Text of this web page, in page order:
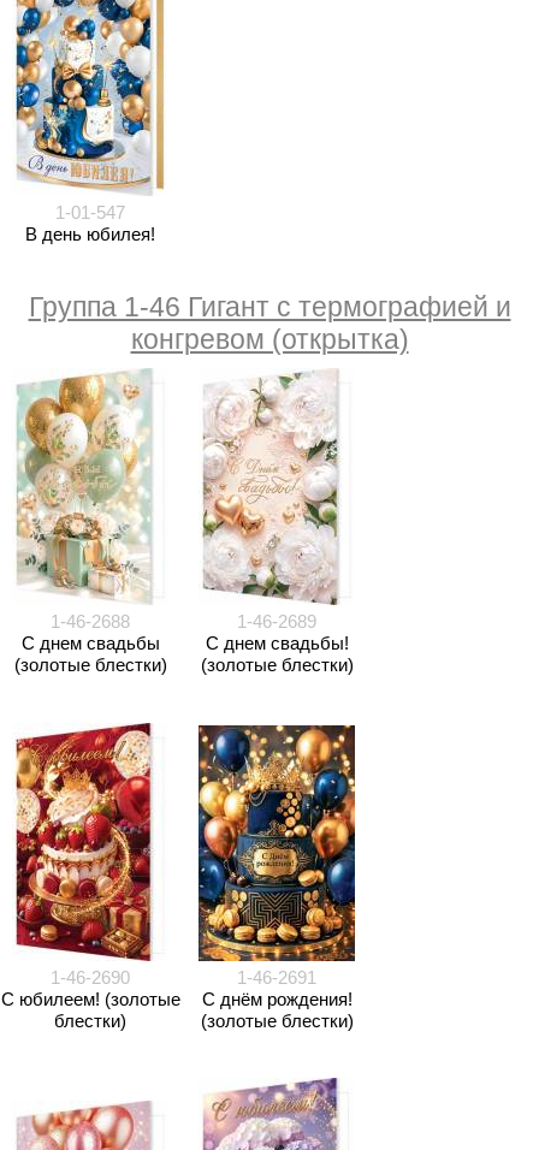
1-01-547
В день юбилея!
Группа 1-46 Гигант с термографией и
конгревом (открытка)
1-46-2688
С днем свадьбы
(золотые блестки)
1-46-2689
С днем свадьбы!
(золотые блестки)
1-46-2690
С юбилеем! (золотые
блестки)
1-46-2691
С днём рождения!
(золотые блестки)